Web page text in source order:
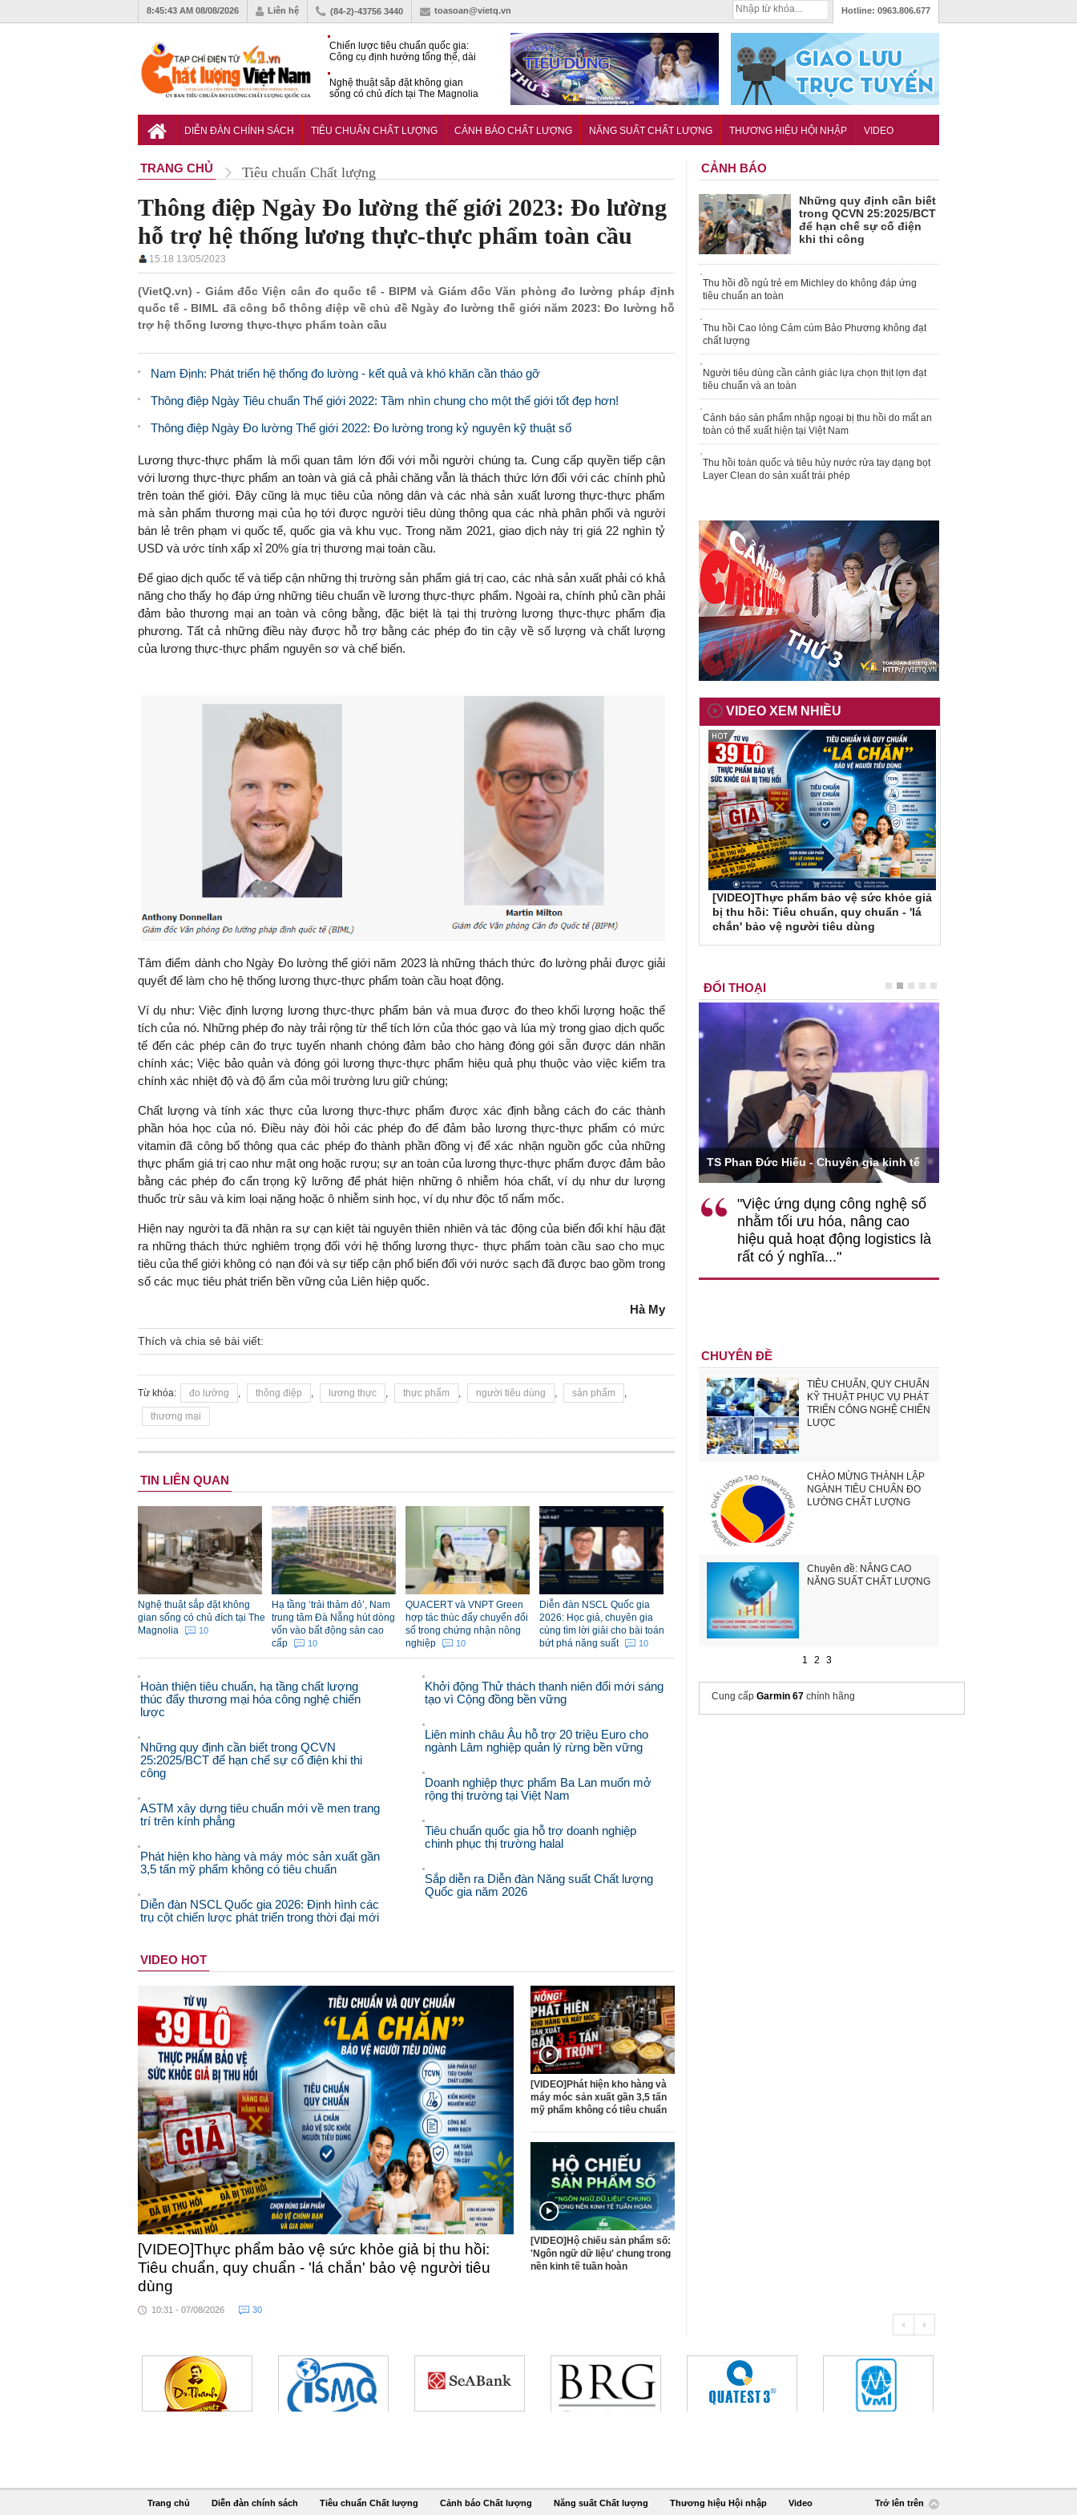
8:45:43 AM 08/08/2026 Liên hệ (84-2)-43756 3440 toasoan@vietq.vn Hotline: 0963.806.677
Chiến lược tiêu chuẩn quốc gia:
Công cụ định hướng tổng thể, dài
Nghệ thuật sắp đặt không gian
sống có chủ đích tại The Magnolia
gia đối với xe cũ nhập khẩu?
DIỄN ĐÀN CHÍNH SÁCH TIÊU CHUẨN CHẤT LƯỢNG CẢNH BÁO CHẤT LƯỢNG NĂNG SUẤT CHẤT LƯỢNG THƯƠNG HIỆU HỘI NHẬP VIDEO
TRANG CHỦ Tiêu chuẩn Chất lượng
Thông điệp Ngày Đo lường thế giới 2023: Đo lường
hỗ trợ hệ thống lương thực-thực phẩm toàn cầu
15:18 13/05/2023
(VietQ.vn) - Giám đốc Viện cân đo quốc tế - BIPM và Giám đốc Văn phòng đo lường pháp định
quốc tế - BIML đã công bố thông điệp về chủ đề Ngày đo lường thế giới năm 2023: Đo lường hỗ
trợ hệ thống lương thực-thực phẩm toàn cầu
Nam Định: Phát triển hệ thống đo lường - kết quả và khó khăn cần tháo gỡ
Thông điệp Ngày Tiêu chuẩn Thế giới 2022: Tầm nhìn chung cho một thế giới tốt đẹp hơn!
Thông điệp Ngày Đo lường Thế giới 2022: Đo lường trong kỷ nguyên kỹ thuật số
Lương thực-thực phẩm là mối quan tâm lớn đối với mỗi người chúng ta. Cung cấp quyền tiếp cận
với lương thực-thực phẩm an toàn và giá cả phải chăng vẫn là thách thức lớn đối với các chính phủ
trên toàn thế giới. Đây cũng là mục tiêu của nông dân và các nhà sản xuất lương thực-thực phẩm
mà sản phẩm thương mại của họ tới được người tiêu dùng thông qua các nhà phân phối và người
bán lẻ trên phạm vi quốc tế, quốc gia và khu vục. Trong năm 2021, giao dịch này trị giá 22 nghìn tỷ
USD và ước tính xấp xỉ 20% gía trị thương mại toàn cầu.
Để giao dịch quốc tế và tiếp cận những thị trường sản phẩm giá trị cao, các nhà sản xuất phải có khả
năng cho thấy họ đáp ứng những tiêu chuẩn về lương thực-thực phẩm. Ngoài ra, chính phủ cần phải
đảm bảo thương mại an toàn và công bằng, đặc biệt là tại thị trường lương thực-thực phẩm địa
phương. Tất cả những điều này được hỗ trợ bằng các phép đo tin cậy về số lượng và chất lượng
của lương thực-thực phẩm nguyên sơ và chế biến.
Tâm điểm dành cho Ngày Đo lường thế giới năm 2023 là những thách thức đo lường phải được giải
quyết để làm cho hệ thống lương thực-thực phẩm toàn cầu hoạt động.
Ví dụ như: Việc định lượng lương thực-thực phẩm bán và mua được đo theo khối lượng hoặc thể
tích của nó. Những phép đo này trải rộng từ thể tích lớn của thóc gạo và lúa mỳ trong giao dịch quốc
tế đến các phép cân đo trực tuyến nhanh chóng đảm bảo cho hàng đóng gói sẵn được dán nhãn
chính xác; Việc bảo quản và đóng gói lương thực-thực phẩm hiệu quả phụ thuộc vào việc kiểm tra
chính xác nhiệt độ và độ ẩm của môi trường lưu giữ chúng;
Chất lượng và tính xác thực của lương thực-thực phẩm được xác định bằng cách đo các thành
phần hóa học của nó. Điều này đòi hỏi các phép đo để đảm bảo lương thực-thực phẩm có mức
vitamin đã công bố thông qua các phép đo thành phần đồng vị để xác nhận nguồn gốc của những
thực phẩm giá trị cao như mật ong hoặc rượu; sự an toàn của lương thực-thực phẩm được đảm bảo
bằng các phép đo cẩn trọng kỹ lưỡng để phát hiện những ô nhiễm hóa chất, ví dụ như dư lượng
thuốc trừ sâu và kim loại nặng hoặc ô nhiễm sinh học, ví dụ như độc tố nấm mốc.
Hiện nay người ta đã nhận ra sự cạn kiệt tài nguyên thiên nhiên và tác động của biến đổi khí hậu đặt
ra những thách thức nghiêm trọng đối với hệ thống lương thực- thực phẩm toàn cầu sao cho mục
tiêu của thế giới không có nạn đói và sự tiếp cận phổ biến đối với nước sạch đã được bao gồm trong
số các mục tiêu phát triển bền vững của Liên hiệp quốc.
Hà My
Thích và chia sẻ bài viết:
Từ khóa: đo lường , thông điệp , lương thực , thực phẩm , người tiêu dùng , sản phẩm ,
thương mại
TIN LIÊN QUAN
Nghệ thuật sắp đặt không
gian sống có chủ đích tại The
Magnolia
10
Hạ tầng ‘trải thảm đỏ’, Nam
trung tâm Đà Nẵng hút dòng
vốn vào bất động sản cao
cấp
10
QUACERT và VNPT Green
hợp tác thúc đẩy chuyển đổi
số trong chứng nhận nông
nghiệp
10
Diễn đàn NSCL Quốc gia
2026: Học giả, chuyên gia
cùng tìm lời giải cho bài toán
bứt phá năng suất
10
Hoàn thiện tiêu chuẩn, hạ tầng chất lượng
thúc đẩy thương mại hóa công nghệ chiến
lược
Những quy định cần biết trong QCVN
25:2025/BCT để hạn chế sự cố điện khi thi
công
ASTM xây dựng tiêu chuẩn mới về men trang
trí trên kính phẳng
Phát hiện kho hàng và máy móc sản xuất gần
3,5 tấn mỹ phẩm không có tiêu chuẩn
Diễn đàn NSCL Quốc gia 2026: Định hình các
trụ cột chiến lược phát triển trong thời đại mới
Khởi động Thử thách thanh niên đổi mới sáng
tạo vì Cộng đồng bền vững
Liên minh châu Âu hỗ trợ 20 triệu Euro cho
ngành Lâm nghiệp quản lý rừng bền vững
Doanh nghiệp thực phẩm Ba Lan muốn mở
rộng thị trường tại Việt Nam
Tiêu chuẩn quốc gia hỗ trợ doanh nghiệp
chinh phục thị trường halal
Sắp diễn ra Diễn đàn Năng suất Chất lượng
Quốc gia năm 2026
VIDEO HOT
[VIDEO]Thực phẩm bảo vệ sức khỏe giả bị thu hồi:
Tiêu chuẩn, quy chuẩn - 'lá chắn' bảo vệ người tiêu
dùng
10:31 - 07/08/2026 30
[VIDEO]Phát hiện kho hàng và
máy móc sản xuất gần 3,5 tấn
mỹ phẩm không có tiêu chuẩn
[VIDEO]Hộ chiếu sản phẩm số:
'Ngôn ngữ dữ liệu' chung trong
nền kinh tế tuần hoàn
CẢNH BÁO
Những quy định cần biết
trong QCVN 25:2025/BCT
để hạn chế sự cố điện
khi thi công
Thu hồi đồ ngủ trẻ em Michley do không đáp ứng
tiêu chuẩn an toàn
Thu hồi Cao lỏng Cảm cúm Bảo Phương không đạt
chất lượng
Người tiêu dùng cần cảnh giác lựa chọn thịt lợn đạt
tiêu chuẩn và an toàn
Cảnh báo sản phẩm nhập ngoại bị thu hồi do mất an
toàn có thể xuất hiện tại Việt Nam
Thu hồi toàn quốc và tiêu hủy nước rửa tay dạng bọt
Layer Clean do sản xuất trái phép
VIDEO XEM NHIỀU
[VIDEO]Thực phẩm bảo vệ sức khỏe giả
bị thu hồi: Tiêu chuẩn, quy chuẩn - 'lá
chắn' bảo vệ người tiêu dùng
ĐỐI THOẠI
TS. Nguyễn Đức Độ - Phó Viện trưởng
Viện Kinh tế Tài chính
"Có rất nhiều việc phải làm
ngay từ bây giờ và trên thực tế
đang được tiến hành như tăng
đầu tư cho khoa học công
nghệ; ban hành các cơ chế
khuyến khích đổi mới sáng tạo,
Việc sử dụng hiệu quả chính
sách tài khóa không chỉ mang ý
nghĩa hỗ trợ ngắn hạn mà còn
đóng vai trò tạo nền tảng cho
tăng trưởng bền vững dài hạn.
TS Phan Đức Hiếu - Chuyên gia kinh tế
"Việc ứng dụng công nghệ số
nhằm tối ưu hóa, nâng cao
hiệu quả hoạt động logistics là
rất có ý nghĩa..."
CHUYÊN ĐỀ
TIÊU CHUẨN, QUY CHUẨN
KỸ THUẬT PHỤC VỤ PHÁT
TRIỂN CÔNG NGHỆ CHIẾN
LƯỢC
CHÀO MỪNG THÀNH LẬP
NGÀNH TIÊU CHUẨN ĐO
LƯỜNG CHẤT LƯỢNG
Chuyên đề: NÂNG CAO
NĂNG SUẤT CHẤT LƯỢNG
1 2 3
Cung cấp Garmin 67 chính hãng
Trang chủ Diễn đàn chính sách Tiêu chuẩn Chất lượng Cảnh báo Chất lượng Năng suất Chất lượng Thương hiệu Hội nhập Video Trở lên trên